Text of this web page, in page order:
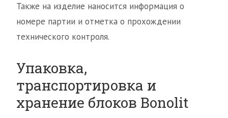
Также на изделие наносится информация о
номере партии и отметка о прохождении
технического контроля.
Упаковка,
транспортировка и
хранение блоков Bonolit